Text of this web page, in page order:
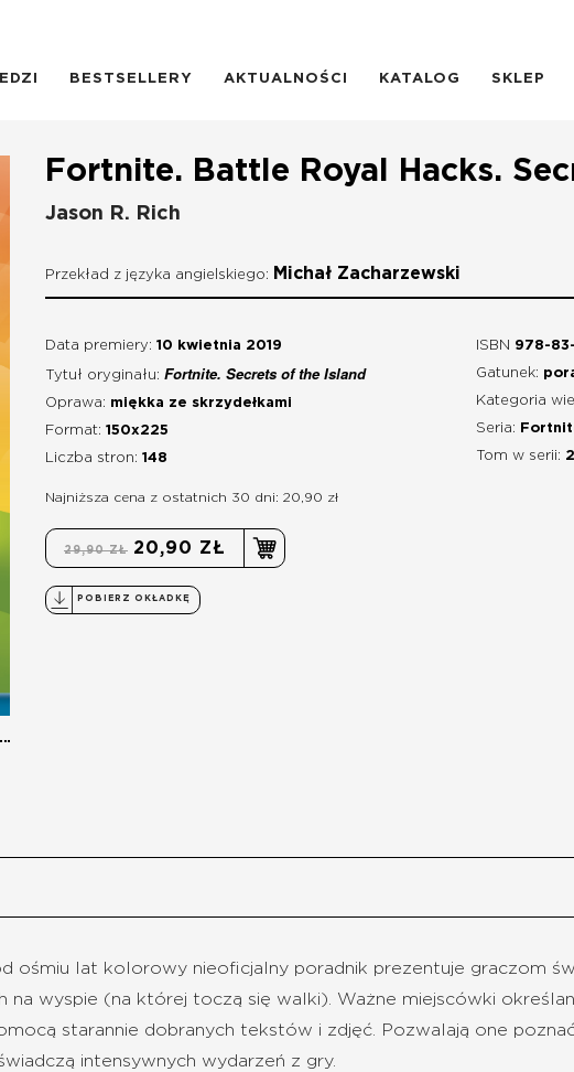
BESTSELLERY AKTUALNOŚCI KATALOG SKLEP
Fortnite. Battle Royal Hacks.
Jason R. Rich
Przekład z języka angielskiego: Michał Zacharzewski
Data premiery: 10 kwietnia 2019
Tytuł oryginału: Fortnite. Secrets of the Island
Oprawa: miękka ze skrzydełkami
Format: 150x225
Liczba stron: 148
ISBN 978-
Gatunek:
Kategoria
Seria:
Tom w serii: 2
Najniższa cena z ostatnich 30 dni: 20,90 zł
29,90 ZŁ 20,90 ZŁ
POBIERZ OKŁADKĘ
ośmiu lat kolorowy nieoficjalny poradnik prezentuje graczom
na wyspie (na której toczą się walki). Ważne miejscówki
starannie dobranych tekstów i zdjęć. Pozwalają one
intensywnych wydarzeń z gry.